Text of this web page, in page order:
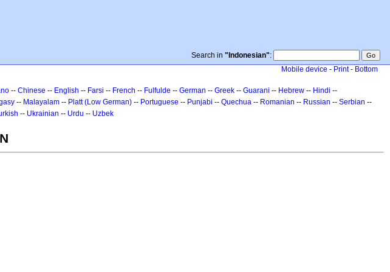
Search in "Indonesian":
Mobile device - Print- Bottom
-- Chinese -- English -- Farsi -- French -- Fulfulde -- German -- Greek -- Guarani -- Hebrew -- Hindi --
-- Malayalam -- Platt (Low German) -- Portuguese -- Punjabi -- Quechua -- Romanian -- Russian -- Serbian --
-- Ukrainian -- Urdu -- Uzbek